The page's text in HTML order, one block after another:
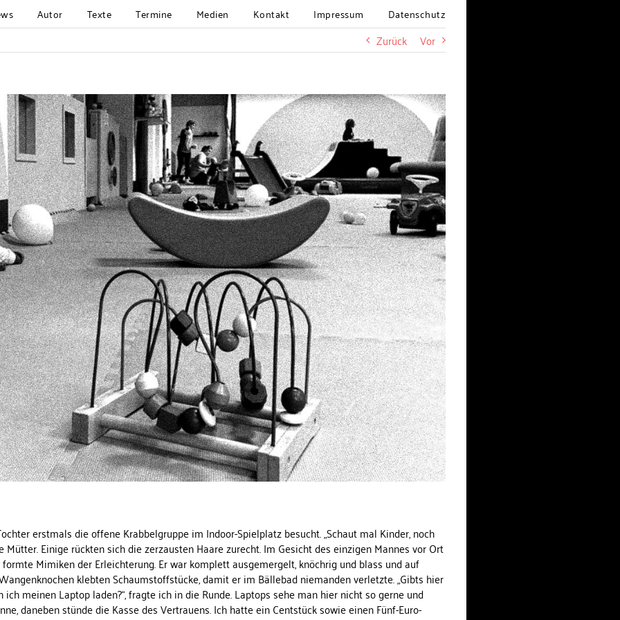
Autor Texte Termine Medien Kontakt Impressum Datenschutz
Zurück Vor
erstmals die offene Krabbelgruppe im Indoor-Spielplatz besucht. „Schaut mal Kinder, noch
Mütter. Einige rückten sich die zerzausten Haare zurecht. Im Gesicht des einzigen Mannes vor Ort
Mimiken der Erleichterung. Er war komplett ausgemergelt, knöchrig und blass und auf
klebten Schaumstoffstücke, damit er im Bällebad niemanden verletzte. „Gibts hier
meinen Laptop laden?“, fragte ich in die Runde. Laptops sehe man hier nicht so gerne und
daneben stünde die Kasse des Vertrauens. Ich hatte ein Centstück sowie einen Fünf-Euro-